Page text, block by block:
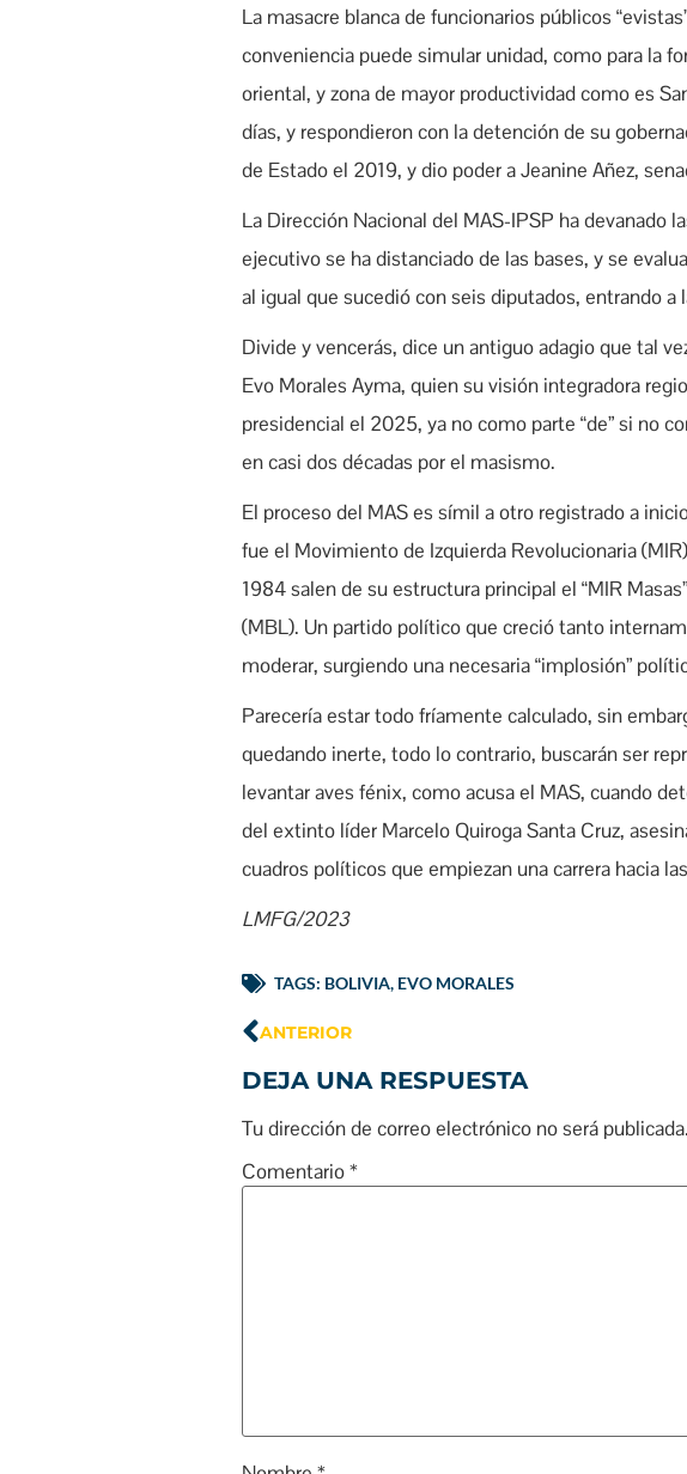
La masacre blanca de funcionarios públicos
conveniencia puede simular unidad, como para la
oriental, y zona de mayor productividad como es
días, y respondieron con la detención de su
de Estado el 2019, y dio poder a Jeanine Añez,
La Dirección Nacional del MAS-IPSP ha devanado
ejecutivo se ha distanciado de las bases, y se
al igual que sucedió con seis diputados, entrando
Divide y vencerás, dice un antiguo adagio que tal
Evo Morales Ayma, quien su visión integradora
presidencial el 2025, ya no como parte “de” si no
en casi dos décadas por el masismo.
El proceso del MAS es símil a otro registrado a
fue el Movimiento de Izquierda Revolucionaria
1984 salen de su estructura principal el “MIR
(MBL). Un partido político que creció tanto
moderar, surgiendo una necesaria “implosión”
Parecería estar todo fríamente calculado, sin
quedando inerte, todo lo contrario, buscarán ser
levantar aves fénix, como acusa el MAS, cuando
del extinto líder Marcelo Quiroga Santa Cruz,
cuadros políticos que empiezan una carrera hacia
LMFG/2023
TAGS: BOLIVIA, EVO MORALES
ANTERIOR
DEJA UNA RESPUESTA
Tu dirección de correo electrónico no será publicada.
Comentario*